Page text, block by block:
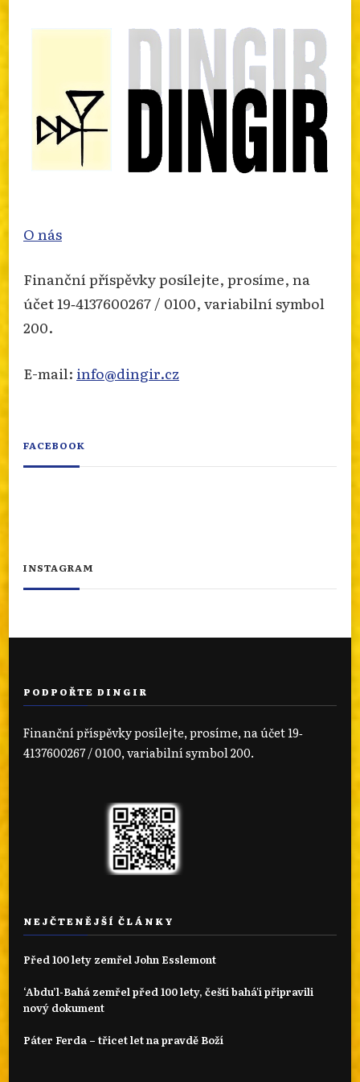
Photo
O nás
Finanční příspěvky posílejte, prosíme, na
účet 19‐4137600267 / 0100, variabilní symbol
200.
E-mail: info@dingir.cz
FACEBOOK
INSTAGRAM
PODPOŘTE DINGIR
Finanční příspěvky posílejte, prosíme, na účet 19‐
4137600267 / 0100, variabilní symbol 200.
NEJČTENĚJŠÍ ČLÁNKY
Před 100 lety zemřel John Esslemont
‘Abdu’l-Bahá zemřel před 100 lety, čeští bahá'í připravili
nový dokument
Páter Ferda – třicet let na pravdě Boží